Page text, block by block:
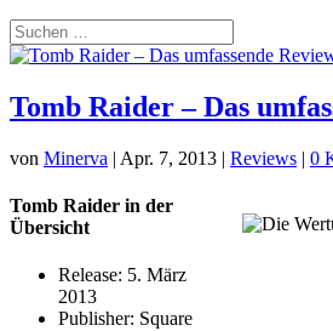
Tomb Raider – Das
von Minerva | Apr. 7, 2013 | Reviews | 0
Tomb Raider in der
Übersicht
Release: 5. März
2013
Publisher: Square